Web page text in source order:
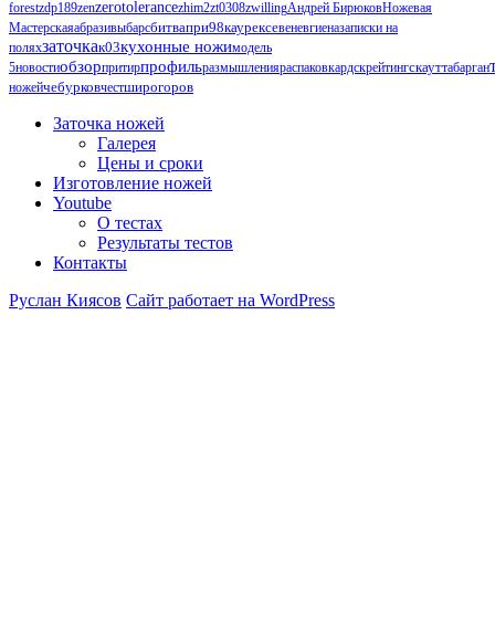
forestzdp189zenzerotolerancezhim2zt0308zwillingАндрей БирюковНожевая
Мастерскаяабразивыбарсбитвапри98каурексевеневгиеназаписки на
поляхзаточкак03кухонные ножимодель
5новостиобзорпритирпрофильразмышленияраспаковкардскрейтингскауттабарган
ножейчебурковчестширогоров
Заточка ножей
Галерея
Цены и сроки
Изготовление ножей
Youtube
О тестах
Результаты тестов
Контакты
Руслан Киясов Сайт работает на WordPress